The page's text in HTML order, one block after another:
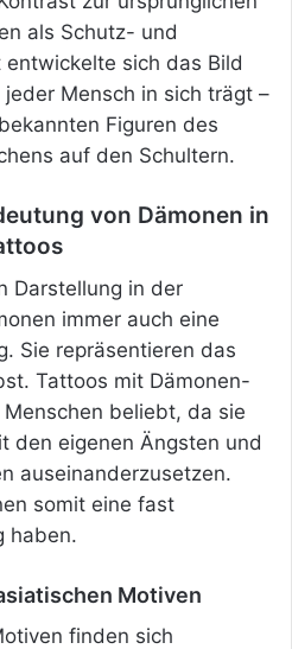
als Schutz- und
sich das Bild
Mensch in sich trägt –
Figuren des
auf den Schultern.
von Dämonen in
Darstellung in der
immer auch eine
Sie repräsentieren das
Tattoos mit Dämonen-
beliebt, da sie
den eigenen Ängsten und
auseinanderzusetzen.
somit eine fast
haben.
Motiven
finden sich